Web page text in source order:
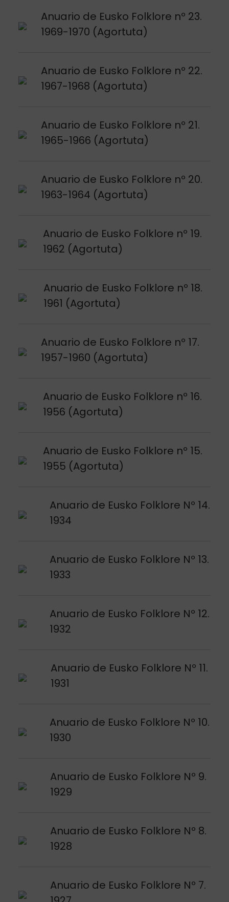
Anuario de Eusko Folklore nº 23.
1969-1970 (Agortuta)
Voir publication
Anuario de Eusko Folklore nº 22.
1967-1968 (Agortuta)
Voir publication
Anuario de Eusko Folklore nº 21.
1965-1966 (Agortuta)
Voir publication
Anuario de Eusko Folklore nº 20.
1963-1964 (Agortuta)
Voir publication
Anuario de Eusko Folklore nº 19.
1962 (Agortuta)
Voir publication
Anuario de Eusko Folklore nº 18.
1961 (Agortuta)
Voir publication
Anuario de Eusko Folklore nº 17.
1957-1960 (Agortuta)
Voir publication
Anuario de Eusko Folklore nº 16.
1956 (Agortuta)
Voir publication
Anuario de Eusko Folklore nº 15.
1955 (Agortuta)
Voir publication
Anuario de Eusko Folklore Nº 14.
1934
Voir publication
Anuario de Eusko Folklore Nº 13.
1933
Voir publication
Anuario de Eusko Folklore Nº 12.
1932
Voir publication
Anuario de Eusko Folklore Nº 11.
1931
Voir publication
Anuario de Eusko Folklore Nº 10.
1930
Voir publication
Anuario de Eusko Folklore Nº 9.
1929
Voir publication
Anuario de Eusko Folklore Nº 8.
1928
Voir publication
Anuario de Eusko Folklore Nº 7.
Voir publication